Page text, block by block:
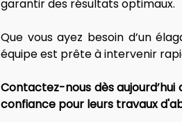
garantir des résultats optimaux.
Que vous ayez besoin d’un
équipe est prête à intervenir
Contactez-nous dès
confiance pour leurs travaux